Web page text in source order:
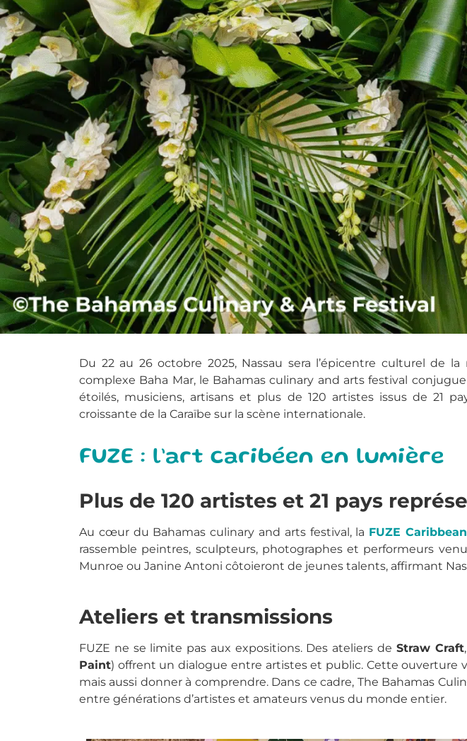
Du 22 au 26 octobre 2025, Nassau sera l’épicentre culturel de la
complexe Baha Mar, le Bahamas culinary and arts festival
étoilés, musiciens, artisans et plus de 120 artistes issus de 21
croissante de la Caraïbe sur la scène internationale.
FUZE : l’art caribéen en lumière
Plus de 120 artistes et 21 pays
Au cœur du Bahamas culinary and arts festival, la FUZE
rassemble peintres, sculpteurs, photographes et performeurs
Munroe ou Janine Antoni côtoieront de jeunes talents, affirmant
Ateliers et transmissions
FUZE ne se limite pas aux expositions. Des ateliers de Straw Craft
Paint) offrent un dialogue entre artistes et public. Cette ouverture
mais aussi donner à comprendre. Dans ce cadre, The Bahamas
entre générations d’artistes et amateurs venus du monde entier.